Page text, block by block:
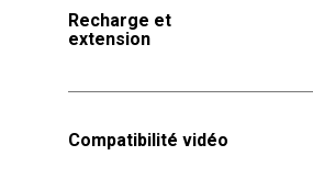
Recharge et
extension
Compatibilité vidéo